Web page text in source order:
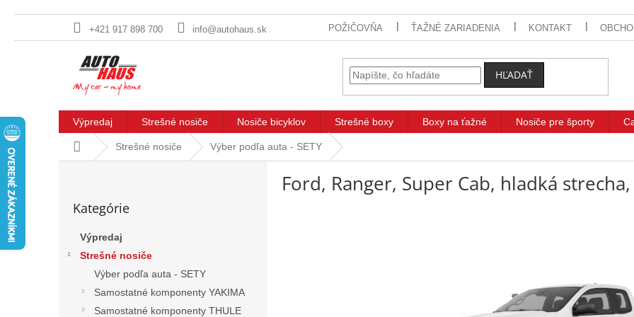
+421 917 898 700 info@autohaus.sk POŽIČOVŇA ŤAŽNÉ ZARIADENIA KONTAKT
HĽADAŤ
Výpredaj Strešné nosiče Nosiče bicyklov Strešné boxy Boxy na ťažné Nosiče pre športy
DomovStrešné nosiče Výber podľa auta - SETY
kategórie
Kategórie
Výpredaj
Strešné nosiče
Výber podľa auta - SETY
Samostatné komponenty YAKIMA
Samostatné komponenty THULE
Ford, Ranger, Super Cab, hladká